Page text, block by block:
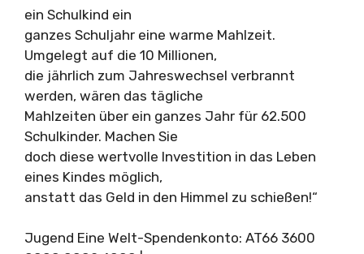
ein Schulkind ein
ganzes Schuljahr eine warme Mahlzeit.
Umgelegt auf die 10 Millionen,
die jährlich zum Jahreswechsel verbrannt
werden, wären das tägliche
Mahlzeiten über ein ganzes Jahr für 62.500
Schulkinder. Machen Sie
doch diese wertvolle Investition in das Leben
eines Kindes möglich,
anstatt das Geld in den Himmel zu schießen!“
Jugend Eine Welt-Spendenkonto: AT66 3600